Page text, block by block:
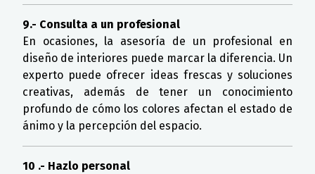
9.- Consulta a un profesional
En ocasiones, la asesoría de un profesional en
diseño de interiores puede marcar la diferencia. Un
experto puede ofrecer ideas frescas y soluciones
creativas, además de tener un conocimiento
profundo de cómo los colores afectan el estado de
ánimo y la percepción del espacio.
10 .- Hazlo personal